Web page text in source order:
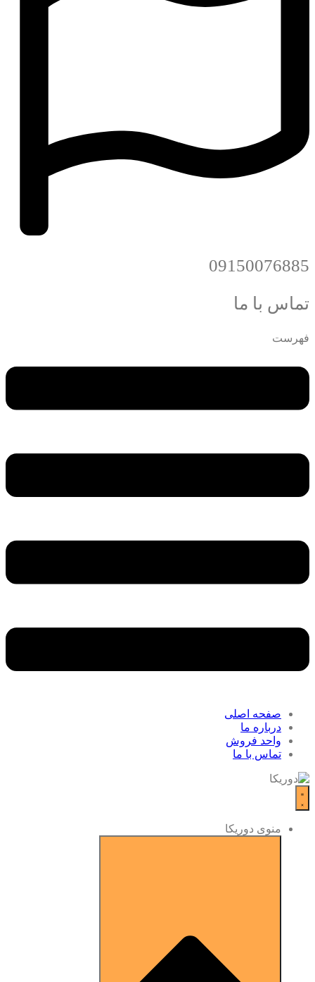
09150076885
تماس با ما
فهرست
صفحه اصلی
درباره ما
واحد فروش
تماس با ما
منوی دوریکا